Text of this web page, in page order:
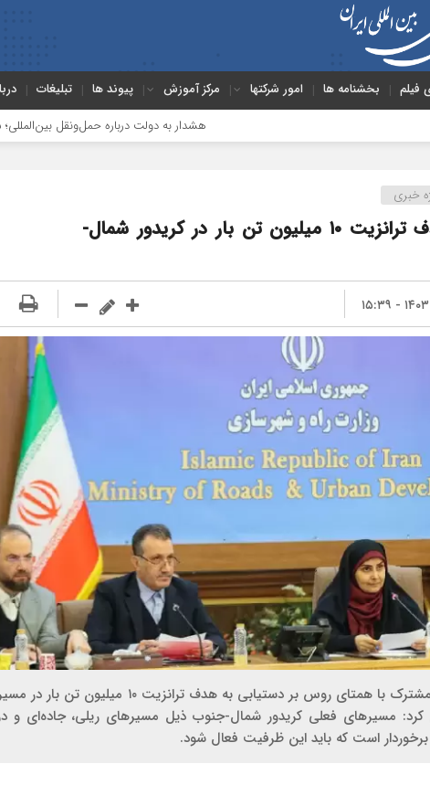
فیلم بخشنامه ها امور شرکتها مرکز آموزش پیوند ها تبلیغات
هشدار به دولت درباره حمل‌ونقل بین‌المللی؛ شرکت‌ها زیر
خبری
وزیر راه و شهرسازی: هدف ترانزیت ۱۰ میلیون تن بار در کریدور شمال-
وزیر راه و شهرسازی در نشست مشترک با همتای روس بر دستیابی به هدف ترانزیت
مسیرهای فعلی کریدور شمال-جنوب ذیل مسیرهای ریلی، جاده‌ای و